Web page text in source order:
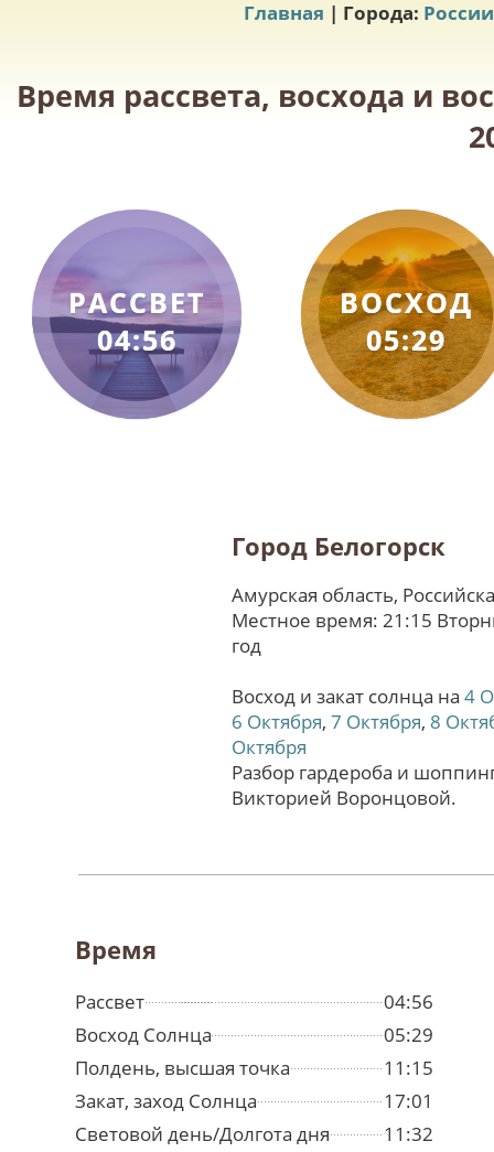
Главная | Города: России
Время рассвета, восхода и
РАССВЕТ
04:56
ВОСХОД
05:29
Город Белогорск
Амурская область,
Местное время: 21:15
год
Восход и закат солнца на 4
6 Октября, 7 Октября, 8
Октября
Разбор гардероба и
Викторией Воронцовой.
Время
Рассвет
04:56
Восход Солнца
05:29
Полдень, высшая точка
11:15
Закат, заход Солнца
17:01
Световой день/Долгота дня
11:32